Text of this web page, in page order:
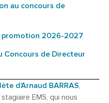
au concours de
promotion 2026-2027
Concours de Directeur
d’Arnaud BARRAS,
EMS, qui nous